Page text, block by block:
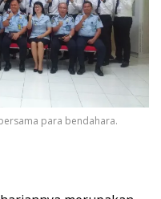
para bendahara.